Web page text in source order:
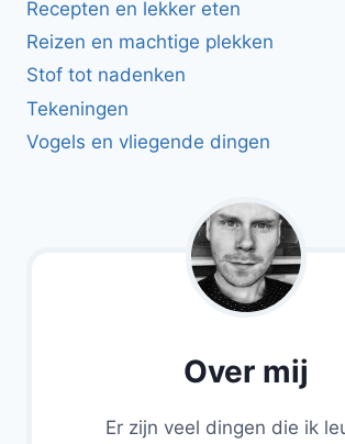
Recepten en lekker eten
Reizen en machtige plekken
Stof tot nadenken
Tekeningen
Vogels en vliegende dingen
Over mij
Er zijn veel dingen die ik